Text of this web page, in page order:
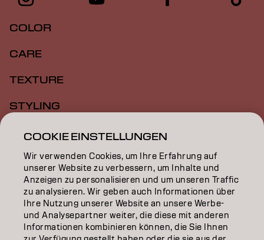
COLOR
CARE
TEXTURE
STYLING
INSPIRATION
EDUCATION
ÜBER
SALON FINDER
PARTNER WERDEN
COOKIE EINSTELLUNGEN
Wir verwenden Cookies, um Ihre Erfahrung auf
unserer Website zu verbessern, um Inhalte und
Anzeigen zu personalisieren und um unseren Traffic
zu analysieren. Wir geben auch Informationen über
Ihre Nutzung unserer Website an unsere Werbe-
und Analysepartner weiter, die diese mit anderen
Informationen kombinieren können, die Sie Ihnen